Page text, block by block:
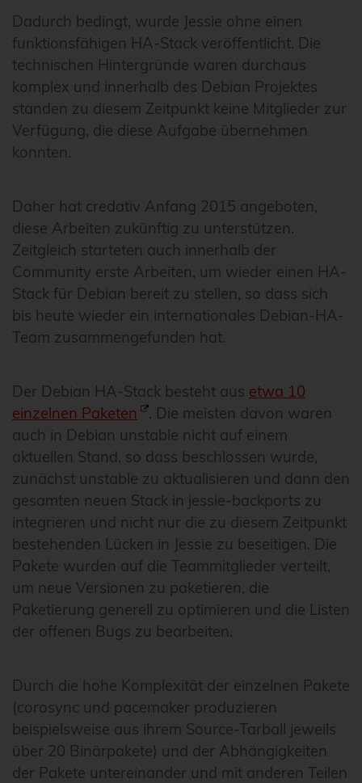
Dadurch bedingt, wurde Jessie ohne einen
funktionsfähigen HA-Stack veröffentlicht. Die
technischen Hintergründe waren durchaus
komplex und innerhalb des Debian Projektes
standen zu diesem Zeitpunkt keine Mitglieder zur
Verfügung, die diese Aufgabe übernehmen
konnten.
Daher hat credativ Anfang 2015 angeboten,
diese Arbeiten zukünftig zu unterstützen.
Zeitgleich starteten auch innerhalb der
Community erste Arbeiten, um wieder einen HA-
Stack für Debian bereit zu stellen, so dass sich
bis heute wieder ein internationales Debian-HA-
Team zusammengefunden hat.
Der Debian HA-Stack besteht aus etwa 10
einzelnen Paketen
. Die meisten davon waren
auch in Debian unstable nicht auf einem
aktuellen Stand, so dass beschlossen wurde,
zunächst unstable zu aktualisieren und dann den
gesamten neuen Stack in jessie-backports zu
integrieren und nicht nur die zu diesem Zeitpunkt
bestehenden Lücken in Jessie zu beseitigen. Die
Pakete wurden auf die Teammitglieder verteilt,
um neue Versionen zu paketieren, die
Paketierung generell zu optimieren und die Listen
der offenen Bugs zu bearbeiten.
Durch die hohe Komplexität der einzelnen Pakete
(corosync und pacemaker produzieren
beispielsweise aus ihrem Source-Tarball jeweils
über 20 Binärpakete) und der Abhängigkeiten
der Pakete untereinander und mit anderen Teilen